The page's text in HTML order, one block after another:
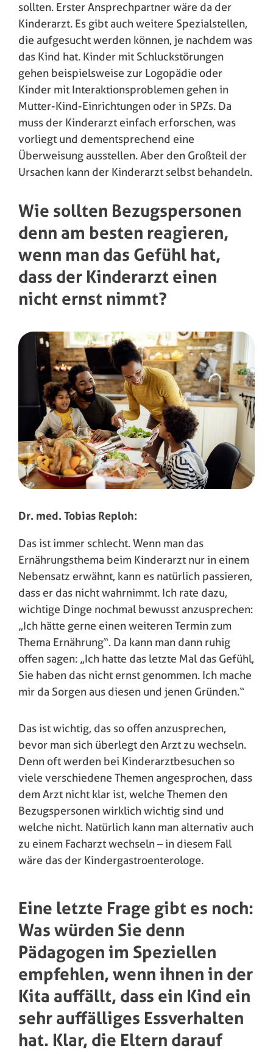
sollten. Erster Ansprechpartner wäre da der
Kinderarzt. Es gibt auch weitere Spezialstellen,
die aufgesucht werden können, je nachdem was
das Kind hat. Kinder mit Schluckstörungen
gehen beispielsweise zur Logopädie oder
Kinder mit Interaktionsproblemen gehen in
Mutter-Kind-Einrichtungen oder in SPZs. Da
muss der Kinderarzt einfach erforschen, was
vorliegt und dementsprechend eine
Überweisung ausstellen. Aber den Großteil der
Ursachen kann der Kinderarzt selbst behandeln.
Wie sollten Bezugspersonen
denn am besten reagieren,
wenn man das Gefühl hat,
dass der Kinderarzt einen
nicht ernst nimmt?
Dr. med. Tobias Reploh:
Das ist immer schlecht. Wenn man das
Ernährungsthema beim Kinderarzt nur in einem
Nebensatz erwähnt, kann es natürlich passieren,
dass er das nicht wahrnimmt. Ich rate dazu,
wichtige Dinge nochmal bewusst anzusprechen:
„Ich hätte gerne einen weiteren Termin zum
Thema Ernährung“. Da kann man dann ruhig
offen sagen: „Ich hatte das letzte Mal das Gefühl,
Sie haben das nicht ernst genommen. Ich mache
mir da Sorgen aus diesen und jenen Gründen.“
Das ist wichtig, das so offen anzusprechen,
bevor man sich überlegt den Arzt zu wechseln.
Denn oft werden bei Kinderarztbesuchen so
viele verschiedene Themen angesprochen, dass
dem Arzt nicht klar ist, welche Themen den
Bezugspersonen wirklich wichtig sind und
welche nicht. Natürlich kann man alternativ auch
zu einem Facharzt wechseln – in diesem Fall
wäre das der Kindergastroenterologe.
Eine letzte Frage gibt es noch:
Was würden Sie denn
Pädagogen im Speziellen
empfehlen, wenn ihnen in der
Kita auffällt, dass ein Kind ein
sehr auffälliges Essverhalten
hat. Klar, die Eltern darauf